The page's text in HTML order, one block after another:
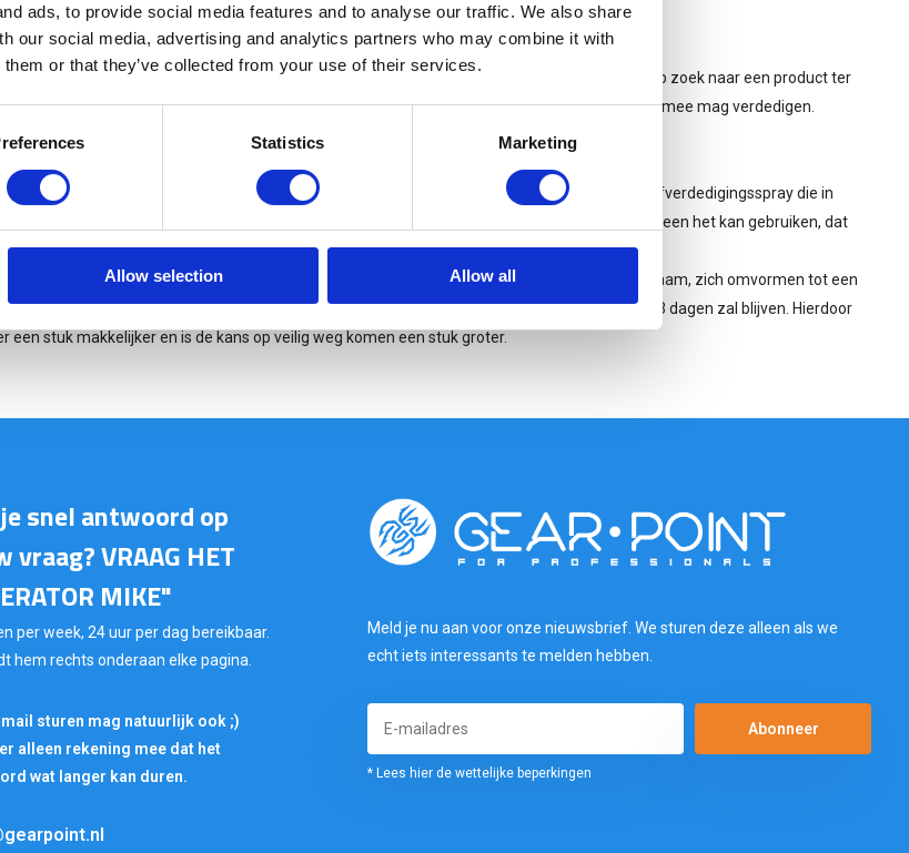
ads, to provide social media features and to analyse our traffic. We also share
our social media, advertising and analytics partners who may combine it with
or that they’ve collected from your use of their services.
Statistics Marketing
Allow selection Allow all
onveiligheid?
voelt op straat, dat gevoel heeft helaas iedereen wel tegenwoordig. Mensen zijn bij voorkeur op zoek naar een product ter
mee op zak te nemen om zich te kunnen verdedigen. Niet wetende dat je jezelf niet overal mee mag verdedigen.
kopen, of traangas, dan is dit VERBODEN
zelfverdedigingsproduct, koop dan bijvoorbeeld de X-Marker©. DeX-marker©
is een zelfverdedigingsspray die in
niet verboden is binnen de Nederlandse wetgeving. Hierbij is het belangrijk dat iedereen het kan gebruiken, dat
niemand wordt beschadigd.
er een blauwe kleurstof uit. De blauwe kleurstof zal vrijwel direct na aanraking met het lichaam, zich omvormen tot een
kleurstof trekt in de poriën waardoor het gezicht van de belager blauw zal kleuren en dit tot 3 dagen zal blijven. Hierdoor
een stuk makkelijker en is de kans op veilig weg komen een stuk groter.
snel antwoord op
vraag? VRAAG HET
MIKE"
per week, 24 uur per dag bereikbaar.
hem rechts onderaan elke pagina.
mail sturen mag natuurlijk ook ;)
alleen rekening mee dat het
wat langer kan duren.
Meld je nu aan voor onze nieuwsbrief. We sturen deze alleen als we
echt iets interessants te melden hebben.
Abonneer
* Lees hier de wettelijke beperkingen